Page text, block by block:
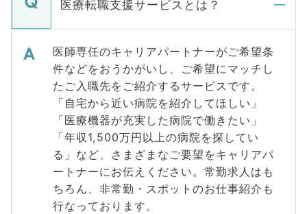
医療転職支援サービスとは？
医師専任のキャリアパートナーがご希望条
件などをおうかがいし、ご希望にマッチし
たご入職先をご紹介するサービスです。
「自宅から近い病院を紹介してほしい」
「医療機器が充実した病院で働きたい」
「年収1,500万円以上の病院を探してい
る」など、さまざまなご要望をキャリアパ
ートナーにお伝えください。常勤求人はも
ちろん、非常勤・スポットのお仕事紹介も
行なっております。